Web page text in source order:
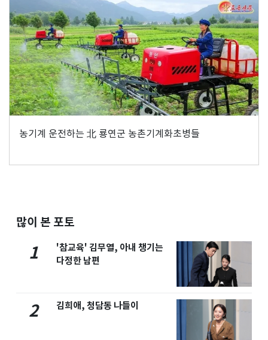
농기계 운전하는 北 룡연군 농촌기계화초병들
많이 본 포토
1
'참교육' 김무열, 아내 챙기는
다정한 남편
2 김희애, 청담동 나들이